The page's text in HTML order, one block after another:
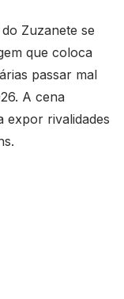
Zuzanete se
que coloca
passar mal
A cena
expor rivalidades